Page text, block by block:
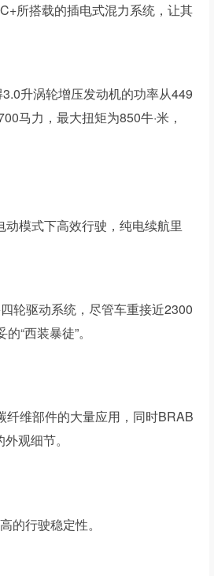
所搭载的插电式混力系统，让其
升涡轮增压发动机的功率从449
马力，最大扭矩为850牛·米，
模式下高效行驶，纯电续航里
轮驱动系统，尽管车重接近2300
“西装暴徒”。
纤维部件的大量应用，同时BRAB
观细节。
的行驶稳定性。